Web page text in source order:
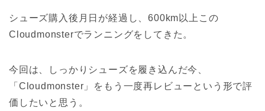
シューズ購入後月日が経過し、600km以上この
Cloudmonsterでランニングをしてきた。
今回は、しっかりシューズを履き込んだ今、
「Cloudmonster」をもう一度再レビューという形で評
価したいと思う。